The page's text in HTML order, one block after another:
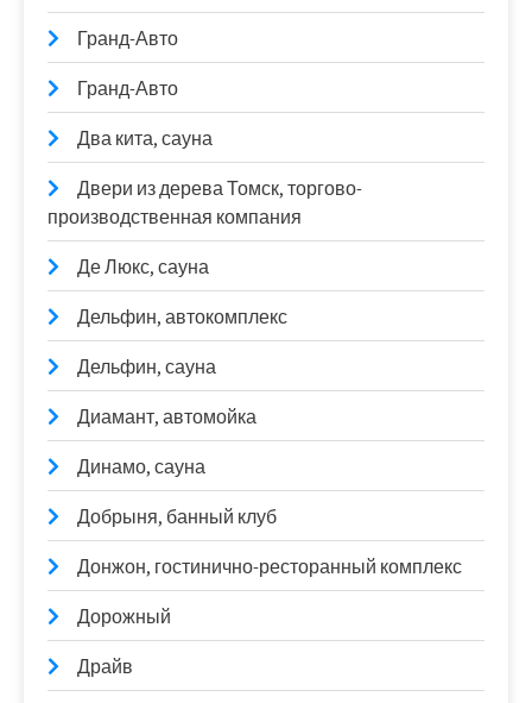
Гранд-Авто
Гранд-Авто
Два кита, сауна
Двери из дерева Томск, торгово-
производственная компания
Де Люкс, сауна
Дельфин, автокомплекс
Дельфин, сауна
Диамант, автомойка
Динамо, сауна
Добрыня, банный клуб
Донжон, гостинично-ресторанный комплекс
Дорожный
Драйв